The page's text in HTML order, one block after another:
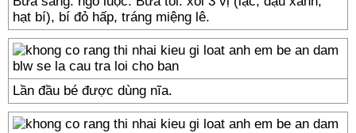
hạt bí), bí đỏ hấp, tráng miệng lê.
Lần đầu bé được dùng nĩa.